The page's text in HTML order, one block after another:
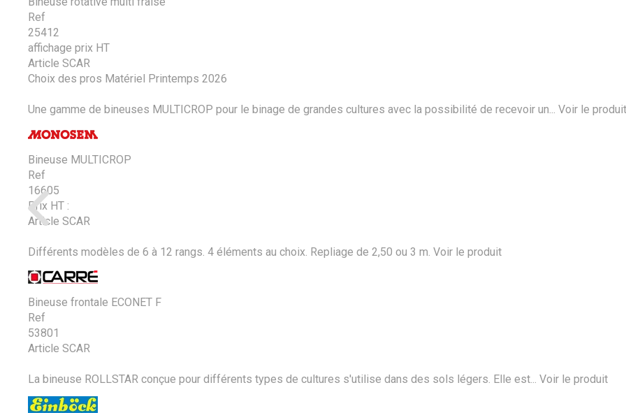
Ref
25412
affichage prix HT
Article SCAR
Choix des pros Matériel Printemps 2026
Une gamme de bineuses MULTICROP pour le binage de grandes cultures avec la possibilité de recevoir un... Voir le produit
Bineuse MULTICROP
Ref
16605
Prix HT :
Article SCAR
Différents modèles de 6 à 12 rangs. 4 éléments au choix. Repliage de 2,50 ou 3 m. Voir le produit
Bineuse frontale ECONET F
Ref
53801
Article SCAR
La bineuse ROLLSTAR conçue pour différents types de cultures s'utilise dans des sols légers. Elle est... Voir le produit